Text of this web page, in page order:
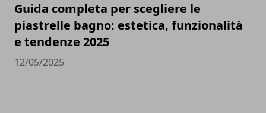
Guida completa per scegliere le
piastrelle bagno: estetica, funzionalità
e tendenze 2025
12/05/2025